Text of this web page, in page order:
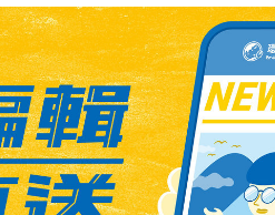
須減量、減毒、可回收再生；
則」，要求包裝必須材料減量
色設計將逐漸成為產品的基本規
的市場將越來越狹小。